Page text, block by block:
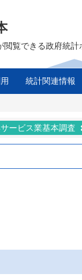
閲覧できる政府統計
統計関連情報
ービス業基本調査